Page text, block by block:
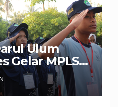
H
Ulum
Gelar MPLS